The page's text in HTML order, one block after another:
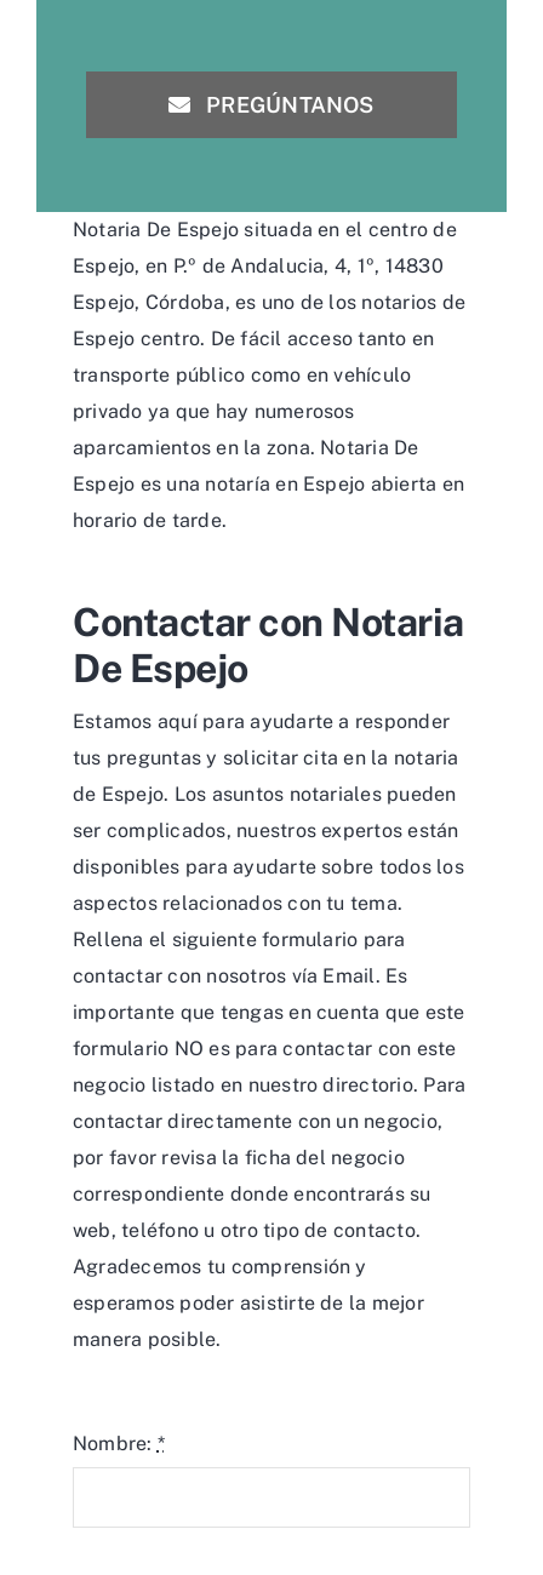
PREGÚNTANOS
Notaria De Espejo situada en el centro de
Espejo, en P.º de Andalucia, 4, 1º, 14830
Espejo, Córdoba, es uno de los notarios de
Espejo centro. De fácil acceso tanto en
transporte público como en vehículo
privado ya que hay numerosos
aparcamientos en la zona. Notaria De
Espejo es una notaría en Espejo abierta en
horario de tarde.
Contactar con Notaria
De Espejo
Estamos aquí para ayudarte a responder
tus preguntas y solicitar cita en la notaria
de Espejo. Los asuntos notariales pueden
ser complicados, nuestros expertos están
disponibles para ayudarte sobre todos los
aspectos relacionados con tu tema.
Rellena el siguiente formulario para
contactar con nosotros vía Email. Es
importante que tengas en cuenta que este
formulario NO es para contactar con este
negocio listado en nuestro directorio. Para
contactar directamente con un negocio,
por favor revisa la ficha del negocio
correspondiente donde encontrarás su
web, teléfono u otro tipo de contacto.
Agradecemos tu comprensión y
esperamos poder asistirte de la mejor
manera posible.
Nombre: *